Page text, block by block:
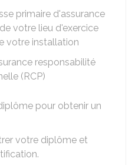
primaire d'assurance
votre lieu d'exercice
votre installation
responsabilité
(RCP)
pour obtenir un
votre diplôme et